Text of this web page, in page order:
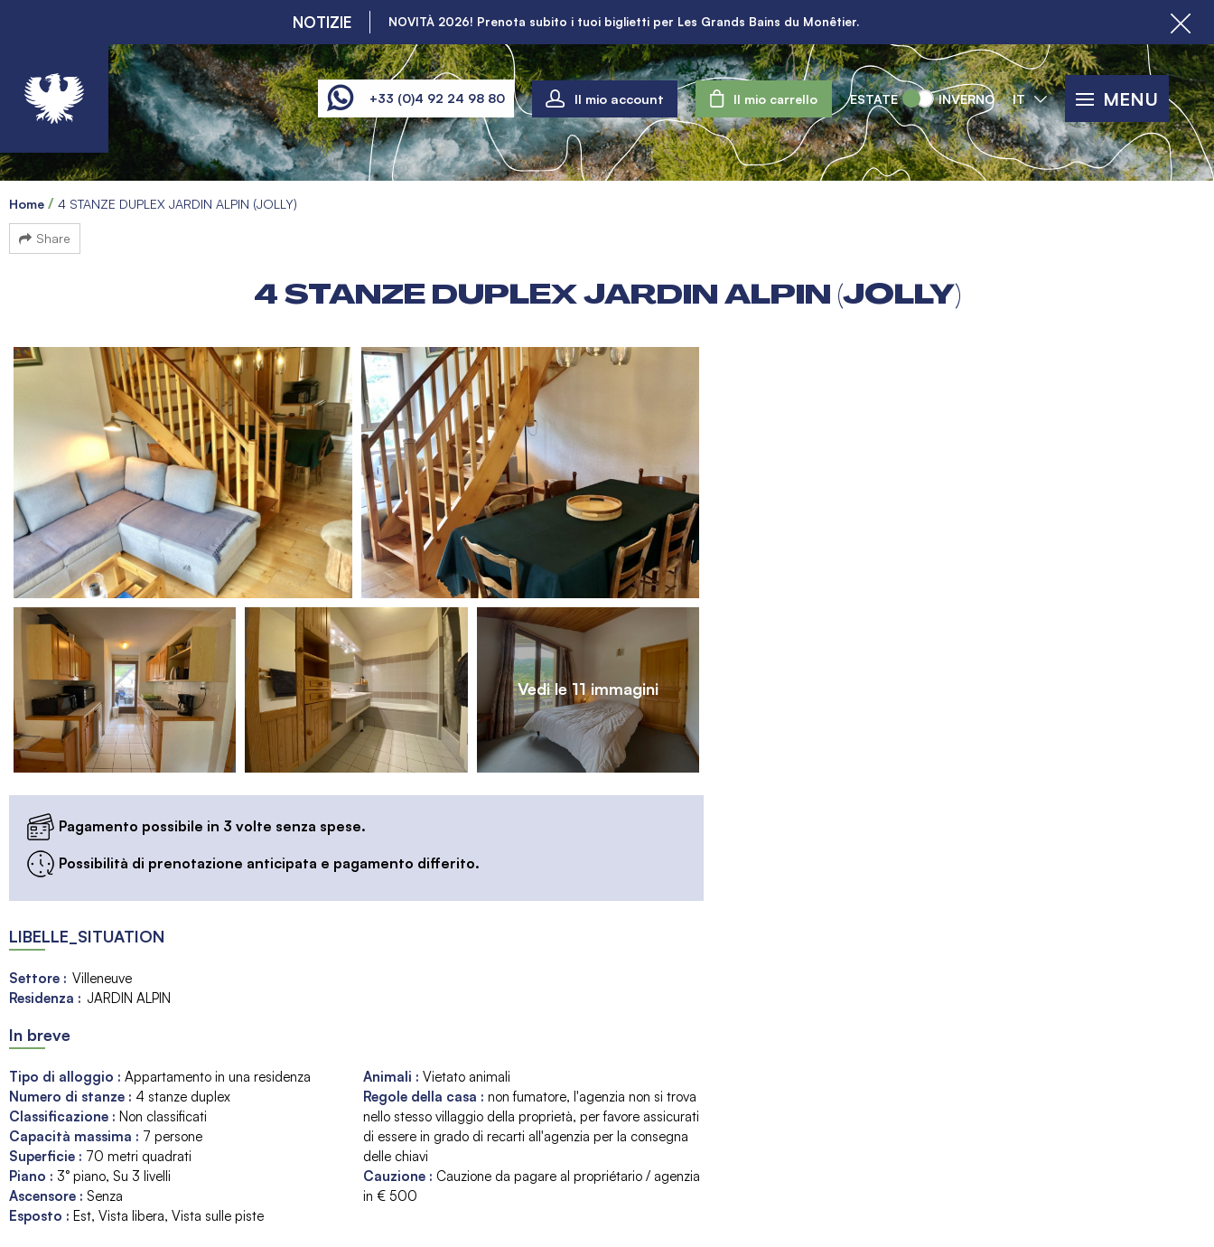
NOTIZIE NOVITÀ 2026! Prenota subito i tuoi biglietti per Les Grands Bains du Monêtier.
+33 (0)4 92 24 98 80 Il mio account Il mio carrello ESTATE INVERNO IT MENU
Home 4 STANZE DUPLEX JARDIN ALPIN (JOLLY)
Share
4 STANZE DUPLEX JARDIN ALPIN (JOLLY)
Vedi le 11 immagini
Pagamento possibile in 3 volte senza spese.
Possibilità di prenotazione anticipata e pagamento differito.
LIBELLE_SITUATION
Settore : Villeneuve
Residenza : JARDIN ALPIN
In breve
Tipo di alloggio : Appartamento in una residenza
Numero di stanze : 4 stanze duplex
Classificazione : Non classificati
Capacità massima : 7 persone
Superficie : 70 metri quadrati
Piano : 3° piano Su 3 livelli
Ascensore : Senza
Esposto : Est Vista libera Vista sulle piste
Animali : Vietato animali
Regole della casa : non fumatore l'agenzia non si trova
nello stesso villaggio della proprietà per favore assicurati
di essere in grado di recarti all'agenzia per la consegna
delle chiavi
Cauzione : Cauzione da pagare al propriétario / agenzia
in € 500